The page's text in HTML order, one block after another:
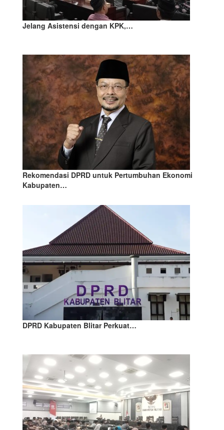
Jelang Asistensi dengan KPK,…
Rekomendasi DPRD untuk Pertumbuhan Ekonomi
Kabupaten…
DPRD Kabupaten Blitar Perkuat…